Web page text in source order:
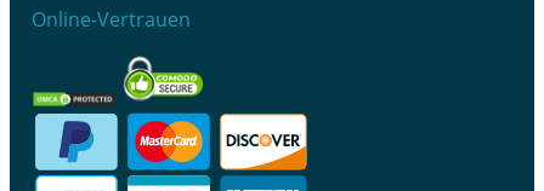
Online-Vertrauen